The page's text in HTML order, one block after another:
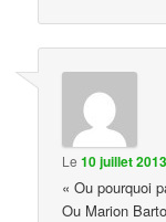
Le10 juillet
« Ou pourquoi
Ou Marion